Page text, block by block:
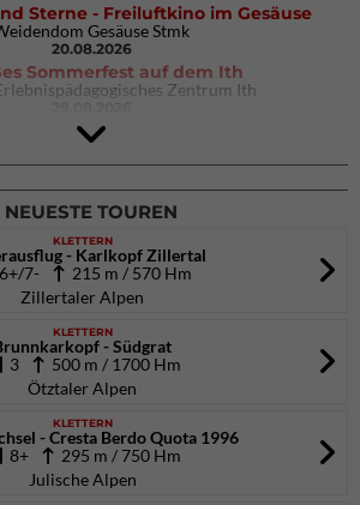
Sterne - Freiluftkino im Gesäuse
Gesäuse Stmk
20.08.2026
Sommerfest auf dem Ith
Zentrum Ith
4Blocs KIDS 2026
München Süd (Thalkirchen)
NEUESTE TOUREN
KLETTERN
- Karlkopf Zillertal
6+/7-
215 m / 570 Hm
Zillertaler Alpen
KLETTERN
- Südgrat
3
500 m / 1700 Hm
Ötztaler Alpen
KLETTERN
- Cresta Berdo Quota 1996
8+
295 m / 750 Hm
Julische Alpen